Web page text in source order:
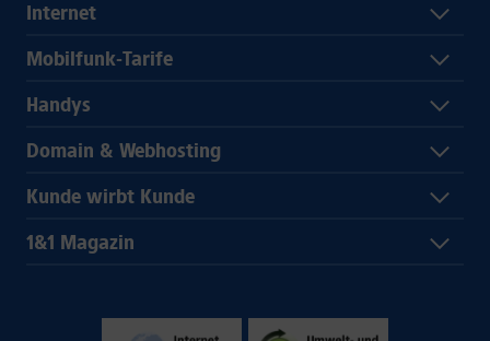
Internet
Mobilfunk-Tarife
Handys
Domain & Webhosting
Kunde wirbt Kunde
1&1 Magazin